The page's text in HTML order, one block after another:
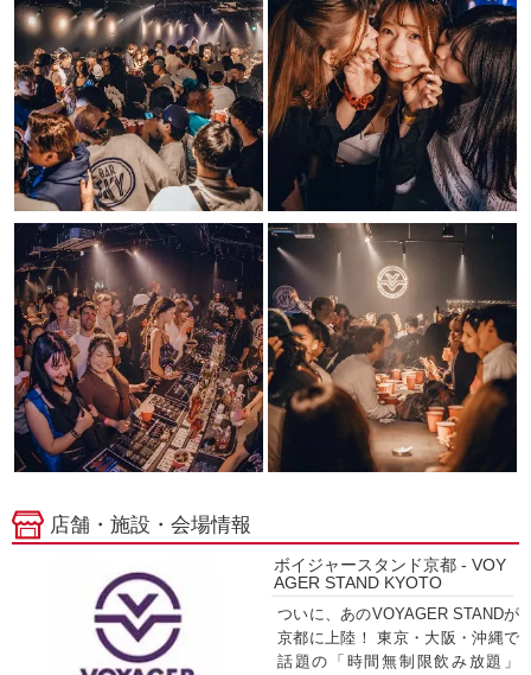
店舗・施設・会場情報
ボイジャースタンド京都 - VOY
AGER STAND KYOTO
ついに、あのVOYAGER STANDが
京都に上陸！ 東京・大阪・沖縄で
話題の「時間無制限飲み放題」